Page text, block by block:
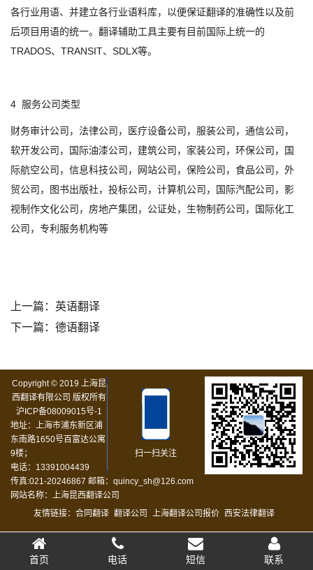
各行业用语、并建立各行业语料库，以便保证翻译的准确性以及前
后项目用语的统一。翻译辅助工具主要有目前国际上统一的
TRADOS、TRANSIT、SDLX等。
4 服务公司类型
财务审计公司，法律公司，医疗设备公司，服装公司，通信公司，
软开发公司，国际油漆公司，建筑公司，家装公司，环保公司，国
际航空公司，信息科技公司，网站公司，保险公司，食品公司，外
贸公司，图书出版社，投标公司，计算机公司，国际汽配公司，影
视制作文化公司，房地产集团，公证处，生物制药公司，国际化工
公司，专利服务机构等
上一篇： 英语翻译
下一篇： 德语翻译
扫一扫关注
Copyright © 2019 上海昆
西翻译有限公司 版权所有
沪ICP备08009015号-1
地址：上海市浦东新区浦
东南路1650号百富达公寓
9楼；
电话：13391004439
传真:021-20246867 邮箱：quincy_sh@126.com
网站名称：上海昆西翻译公司
友情链接： 合同翻译 翻译公司 上海翻译公司报价 西安法律翻译
首页 电话 短信 联系